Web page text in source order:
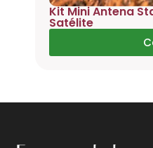
Kit Mini Antena
Satélite